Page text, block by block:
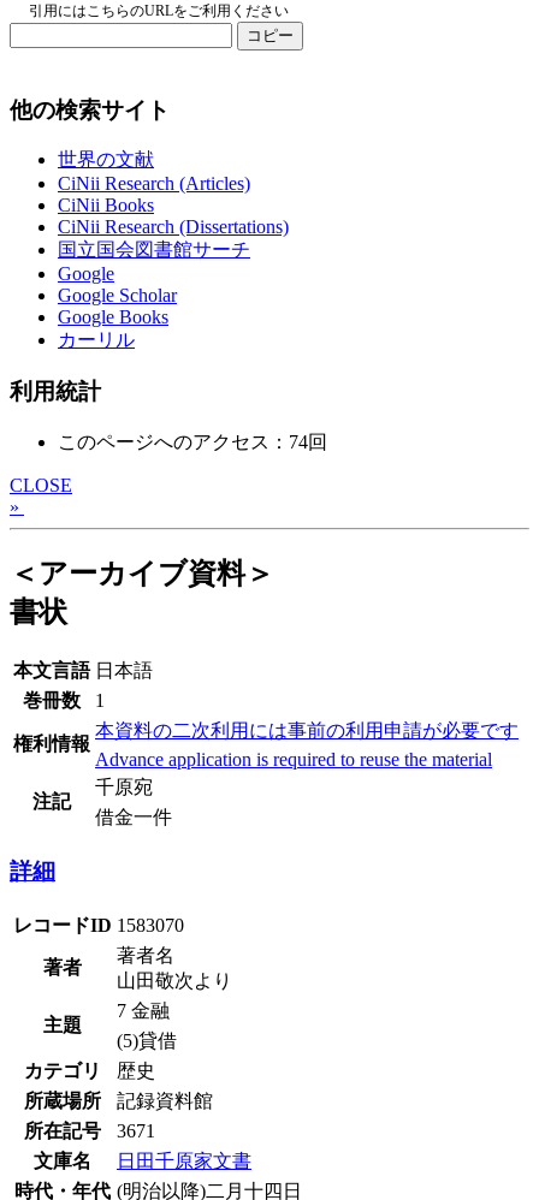
引用にはこちらのURLをご利用ください
コピー
他の検索サイト
世界の文献
CiNii Research (Articles)
CiNii Books
CiNii Research (Dissertations)
国立国会図書館サーチ
Google
Google Scholar
Google Books
カーリル
利用統計
このページへのアクセス：74回
CLOSE
»
＜アーカイブ資料＞
書状
本文言語 日本語
巻冊数
1
権利情報
本資料の二次利用には事前の利用申請が必要です
Advance application is required to reuse the material
注記
千原宛
借金一件
詳細
レコードID 1583070
著者
著者名
山田敬次より
主題
7 金融
(5)貸借
カテゴリ
歴史
所蔵場所
記録資料館
所在記号
3671
文庫名
日田千原家文書
時代・年代 (明治以降)二月十四日